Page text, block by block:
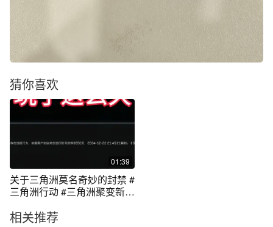
猜你喜欢
01:39
关于三角洲莫名奇妙的封禁 #
三角洲行动 #三角洲聚变新赛
相关推荐